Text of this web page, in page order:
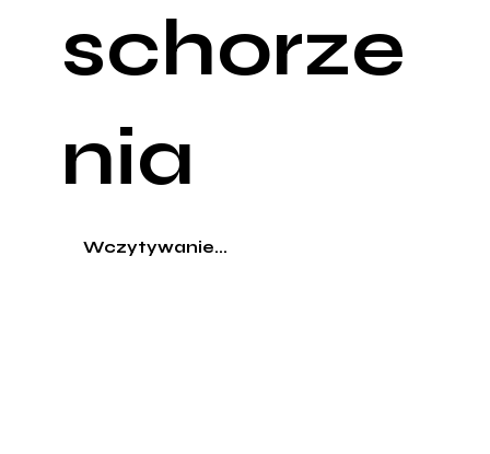
schorze
nia
Wczytywanie...